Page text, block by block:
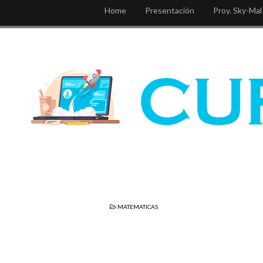
Home Presentación Proy. Sky-Mal
MATEMATICAS